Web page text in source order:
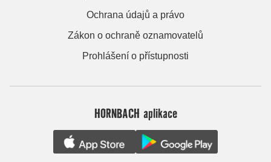
Ochrana údajů a právo
Zákon o ochraně oznamovatelů
Prohlášení o přístupnosti
HORNBACH aplikace